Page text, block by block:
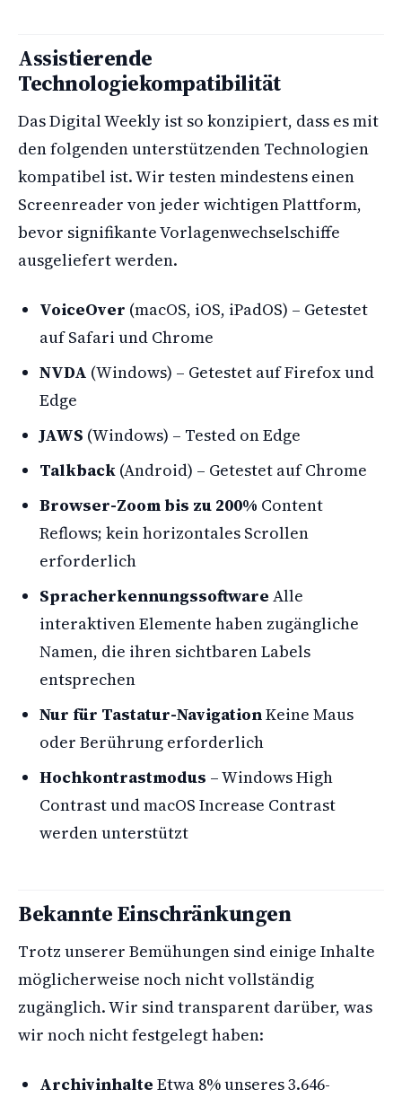
Assistierende
Technologiekompatibilität
Das Digital Weekly ist so konzipiert, dass es mit
den folgenden unterstützenden Technologien
kompatibel ist. Wir testen mindestens einen
Screenreader von jeder wichtigen Plattform,
bevor signifikante Vorlagenwechselschiffe
ausgeliefert werden.
VoiceOver (macOS, iOS, iPadOS) – Getestet
auf Safari und Chrome
NVDA (Windows) – Getestet auf Firefox und
Edge
JAWS (Windows) – Tested on Edge
Talkback (Android) – Getestet auf Chrome
Browser-Zoom bis zu 200% Content
Reflows; kein horizontales Scrollen
erforderlich
Spracherkennungssoftware Alle
interaktiven Elemente haben zugängliche
Namen, die ihren sichtbaren Labels
entsprechen
Nur für Tastatur-NavigationKeine Maus
oder Berührung erforderlich
Hochkontrastmodus – Windows High
Contrast und macOS Increase Contrast
werden unterstützt
Bekannte Einschränkungen
Trotz unserer Bemühungen sind einige Inhalte
möglicherweise noch nicht vollständig
zugänglich. Wir sind transparent darüber, was
wir noch nicht festgelegt haben:
Archivinhalte Etwa 8% unseres 3.646-